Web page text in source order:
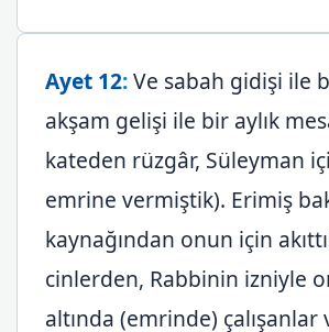
Ayet 12:Ve sabah gidişi ile
akşam gelişi ile bir aylık
kateden rüzgâr, Süleyman
emrine vermiştik). Erimiş
kaynağından onun için
cinlerden, Rabbinin izniyle
altında (emrinde) çalışanlar